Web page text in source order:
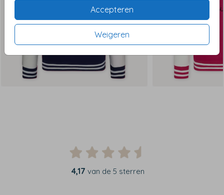
Accepteren
Weigeren
4,17 van de 5 sterren